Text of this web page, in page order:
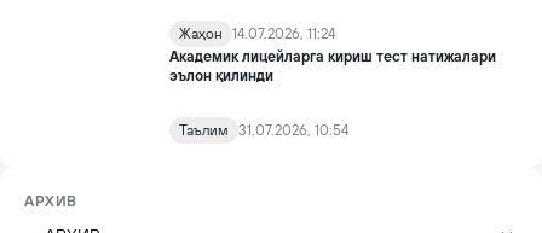
Жаҳон
14.07.2026, 11:24
Академик лицейларга кириш тест натижалари
эълон қилинди
Таълим 31.07.2026, 10:54
АРХИВ